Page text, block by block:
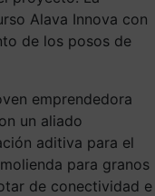
Alava Innova con
de los posos de
emprendedora
un aliado
aditiva para el
para granos
de conectividad e